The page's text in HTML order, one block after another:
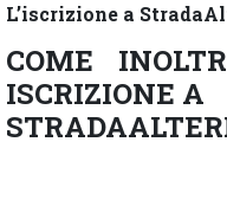
L’iscrizione a
COME
ISCRIZIONE A